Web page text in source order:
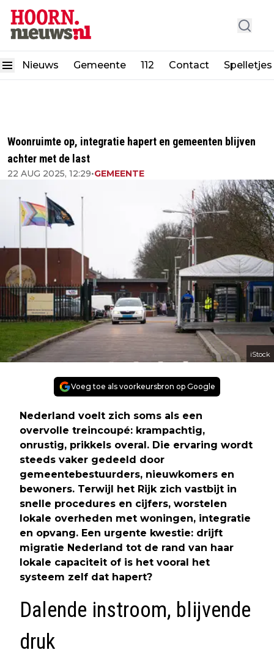
Nieuws Gemeente 112 Contact Spelletjes
Woonruimte op, integratie hapert en gemeenten blijven
achter met de last
22 AUG 2025, 12:29•GEMEENTE
iStock
Voeg toe als voorkeursbron op Google
Nederland voelt zich soms als een
overvolle treincoupé: krampachtig,
onrustig, prikkels overal. Die ervaring wordt
steeds vaker gedeeld door
gemeentebestuurders, nieuwkomers en
bewoners. Terwijl het Rijk zich vastbijt in
snelle procedures en cijfers, worstelen
lokale overheden met woningen, integratie
en opvang. Een urgente kwestie: drijft
migratie Nederland tot de rand van haar
lokale capaciteit of is het vooral het
systeem zelf dat hapert?
Dalende instroom, blijvende
druk